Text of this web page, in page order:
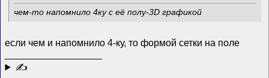
чем-то напомнило 4ку с её полу-3D графикой
если чем и напомнило 4-ку, то формой сетки на поле
✍